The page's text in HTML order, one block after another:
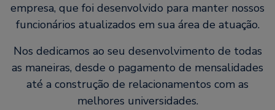
empresa, que foi desenvolvido para manter nossos
funcionários atualizados em sua área de atuação.
Nos dedicamos ao seu desenvolvimento de todas
as maneiras, desde o pagamento de mensalidades
até a construção de relacionamentos com as
melhores universidades.